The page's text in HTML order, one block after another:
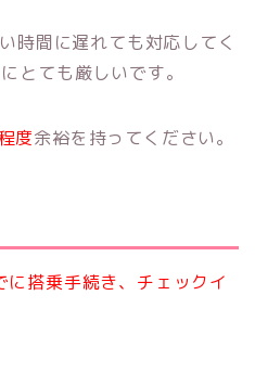
時間に遅れても対応してく
とても厳しいです。
度余裕を持ってください。
搭乗手続き、チェックイ